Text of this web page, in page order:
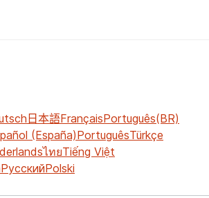
日本語FrançaisPortuguês(BR)
(España)PortuguêsTürkçe
ไทยTiếng Việt
РусскийPolski